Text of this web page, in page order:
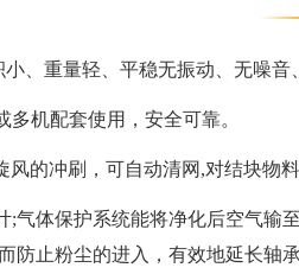
小、重量轻、平稳无振动、无噪音
多机配套使用，安全可靠。
风的冲刷，可自动清网,对结块物
;气体保护系统能将净化后空气输
防止粉尘的进入，有效地延长轴